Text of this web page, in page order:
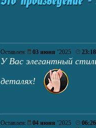
Оставлен: 03 июня ’2025 23:18
У Вас элегантный
деталях!
Оставлен: 04 июня ’2025 06:26